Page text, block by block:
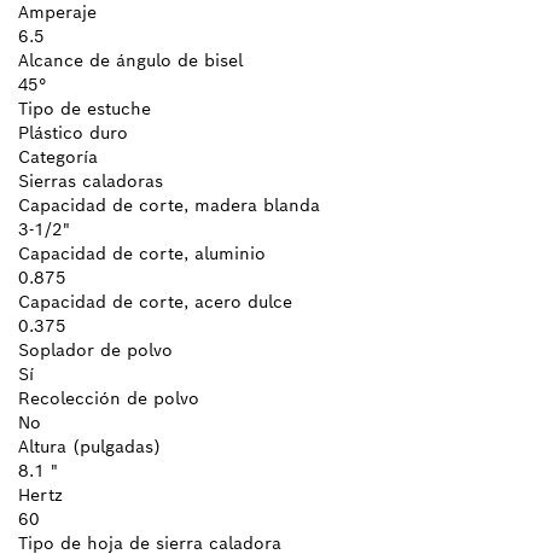
Amperaje
6.5
Alcance de ángulo de bisel
45°
Tipo de estuche
Plástico duro
Categoría
Sierras caladoras
Capacidad de corte, madera blanda
3-1/2"
Capacidad de corte, aluminio
0.875
Capacidad de corte, acero dulce
0.375
Soplador de polvo
Sí
Recolección de polvo
No
Altura (pulgadas)
8.1 "
Hertz
60
Tipo de hoja de sierra caladora